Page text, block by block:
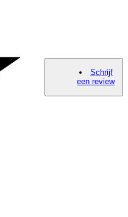
Schrijf
een review